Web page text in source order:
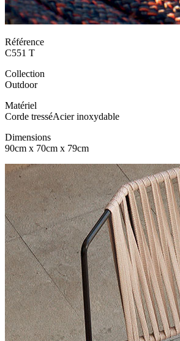
Référence
C551 T
Collection
Outdoor
Matériel
Corde tresséAcier inoxydable
Dimensions
90cm x 70cm x 79cm